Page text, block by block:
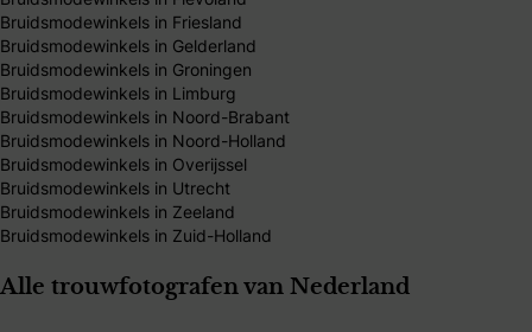
Bruidsmodewinkels in Friesland
Bruidsmodewinkels in Gelderland
Bruidsmodewinkels in Groningen
Bruidsmodewinkels in Limburg
Bruidsmodewinkels in Noord-Brabant
Bruidsmodewinkels in Noord-Holland
Bruidsmodewinkels in Overijssel
Bruidsmodewinkels in Utrecht
Bruidsmodewinkels in Zeeland
Bruidsmodewinkels in Zuid-Holland
Alle trouwfotografen van Nederland